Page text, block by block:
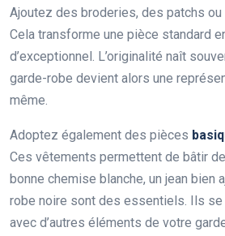
Ajoutez des broderies, des patchs
Cela transforme une pièce standard
d’exceptionnel. L’originalité naît
garde-robe devient alors une
même.
Adoptez également des pièces
Ces vêtements permettent de bâtir
bonne chemise blanche, un jean bien
robe noire sont des essentiels. Ils
avec d’autres éléments de votre